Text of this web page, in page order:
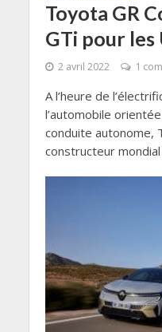
Toyota GR
GTi pour les
2 avril 2022 1
A l’heure de
l’automobile
conduite autonome,
constructeur mondial